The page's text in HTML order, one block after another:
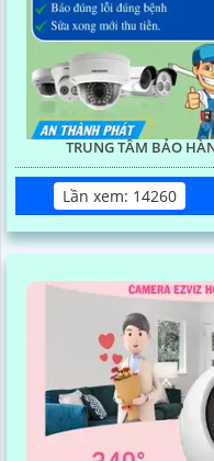
TRUNG TÂM BẢO
Lần xem: 14260